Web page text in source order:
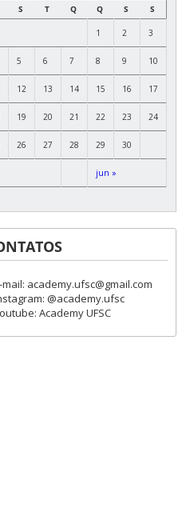
S T Q Q S S
jun »
1 2 3
5 6 7 8 9 10
12 13 14 15 16 17
19 20 21 22 23 24
26 27 28 29 30
mail: academy.ufsc@gmail.com
@academy.ufsc
Academy UFSC